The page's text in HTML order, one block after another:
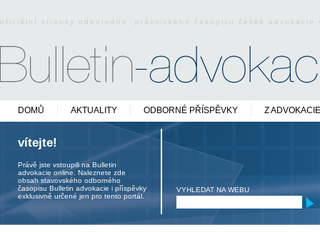
oficiální stránky odborného právnického časopisu české
DOMŮ AKTUALITY ODBORNÉ PŘÍSPĚVKY Z ADVOKACIE
vítejte!
Právě jste vstoupili na Bulletin
advokacie online. Naleznete zde
obsah stavovského odborného
časopisu Bulletin advokacie i příspěvky
exklusivně určené jen pro tento portál.
VYHLEDAT NA WEBU